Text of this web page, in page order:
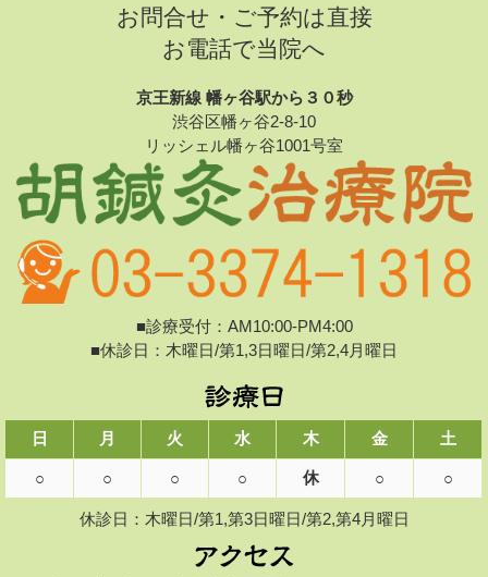
お問合せ・ご予約は直接
お電話で当院へ
京王新線 幡ヶ谷駅から３０秒
渋谷区幡ヶ谷2-8-10
リッシェル幡ヶ谷1001号室
■診療受付：AM10:00-PM4:00
■休診日：木曜日/第1,3日曜日/第2,4月曜日
日 月 火 水 木 金 土
○ ○ ○ ○ 休 ○ ○
休診日：木曜日/第1,第3日曜日/第2,第4月曜日